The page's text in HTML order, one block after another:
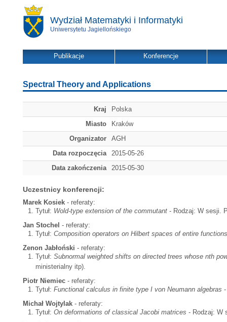
Wydział Matematyki i Informatyki
Uniwersytetu Jagiellońskiego
Publikacje Konferencje
Spectral Theory and Applications
Kraj
Polska
Miasto
Kraków
Organizator
AGH
Data rozpoczęcia
2015-05-26
Data zakończenia
2015-05-30
Uczestnicy konferencji:
Marek Kosiek - referaty:
Tytuł: Wold-type extension of the commutant - Rodzaj: W sesji.
Jan Stochel - referaty:
Tytuł: Composition operators on Hilbert spaces of entire
Zenon Jabłoński - referaty:
Tytuł: Subnormal weighted shifts on directed trees whose nth
ministerialny itp).
Piotr Niemiec - referaty:
Tytuł: Functional calculus in finite type I von Neumann algebras
Michał Wojtylak - referaty:
Tytuł: On deformations of classical Jacobi matrices - Rodzaj: W